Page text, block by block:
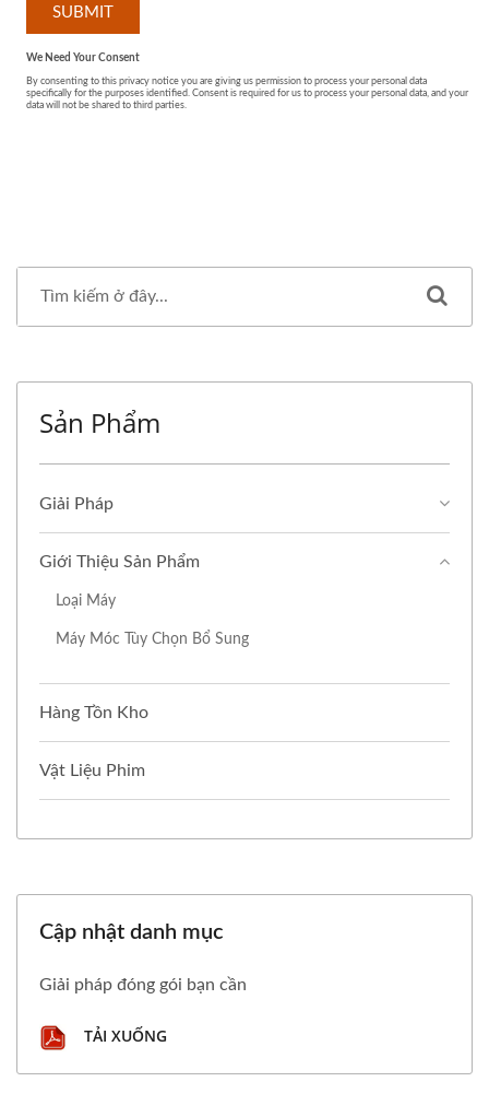
Sản Phẩm
Giải Pháp
Giới Thiệu Sản Phẩm
Loại Máy
Máy Móc Tùy Chọn Bổ Sung
Hàng Tồn Kho
Vật Liệu Phim
Cập nhật danh mục
Giải pháp đóng gói bạn cần
TẢI XUỐNG